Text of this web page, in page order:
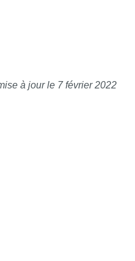
à jour le 7 février 2022